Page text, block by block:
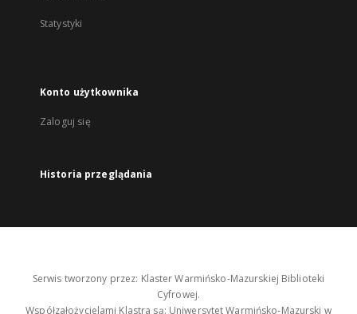
Statystyki
Konto użytkownika
Zaloguj się
Historia przeglądania
Serwis tworzony przez: Klaster Warmińsko-Mazurskiej Biblioteki
Cyfrowej.
Współzałożycielami Klastra są: Uniwersytet Warmińsko-Mazurski w